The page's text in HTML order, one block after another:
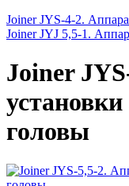
Joiner JYS-4-2.
Joiner JYJ 5,5-1.
Joiner
головы